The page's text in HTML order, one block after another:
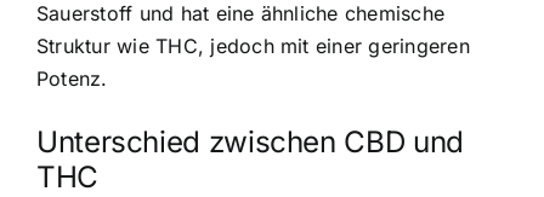
Sauerstoff und hat eine ähnliche chemische
Struktur wie THC, jedoch mit einer geringeren
Potenz.
Unterschied zwischen CBD und
THC